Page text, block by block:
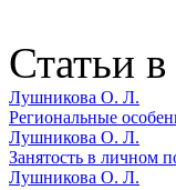
Статьи
Лушникова О. Л.
Региональные
Лушникова О. Л.
Занятость в личном
Лушникова О. Л.